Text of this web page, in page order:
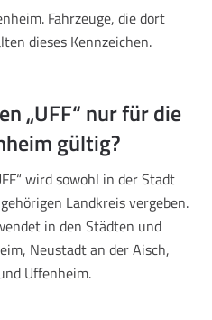
Fahrzeuge, die dort
dieses Kennzeichen.
„UFF“ nur für die
gültig?
wird sowohl in der Stadt
Landkreis vergeben.
in den Städten und
Neustadt an der Aisch,
Uffenheim.